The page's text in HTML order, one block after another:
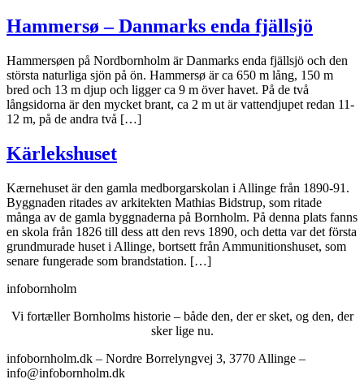
Hammersø – Danmarks enda fjällsjö
Hammersøen på Nordbornholm är Danmarks enda fjällsjö och den
största naturliga sjön på ön. Hammersø är ca 650 m lång, 150 m
bred och 13 m djup och ligger ca 9 m över havet. På de två
långsidorna är den mycket brant, ca 2 m ut är vattendjupet redan 11-
12 m, på de andra två […]
Kärlekshuset
Kærnehuset är den gamla medborgarskolan i Allinge från 1890-91.
Byggnaden ritades av arkitekten Mathias Bidstrup, som ritade
många av de gamla byggnaderna på Bornholm. På denna plats fanns
en skola från 1826 till dess att den revs 1890, och detta var det första
grundmurade huset i Allinge, bortsett från Ammunitionshuset, som
senare fungerade som brandstation. […]
infobornholm
Vi fortæller Bornholms historie – både den, der er sket, og den, der
sker lige nu.
infobornholm.dk – Nordre Borrelyngvej 3, 3770 Allinge –
info@infobornholm.dk